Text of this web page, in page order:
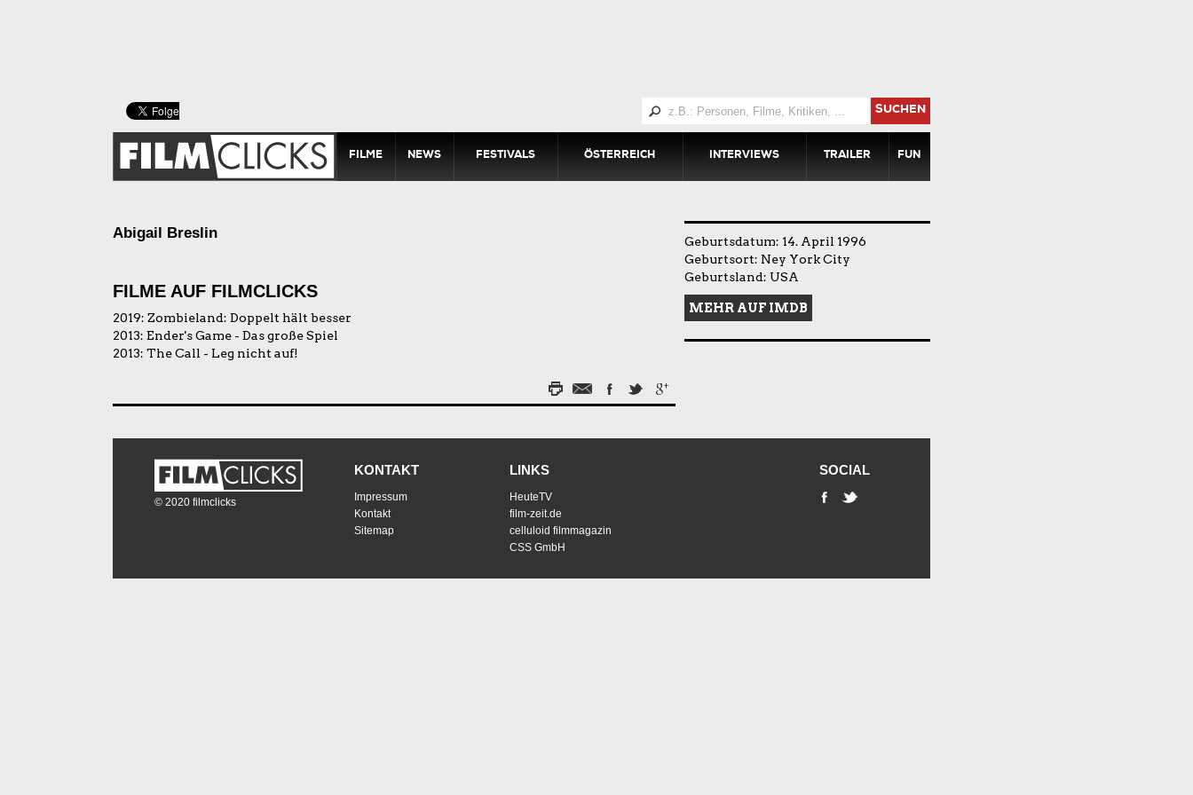
SUCHEN
FILME NEWS FESTIVALS ÖSTERREICH INTERVIEWS TRAILER FUN
Abigail Breslin
FILME AUF FILMCLICKS
2019: Zombieland: Doppelt hält besser
2013: Ender's Game - Das große Spiel
2013: The Call - Leg nicht auf!
Geburtsdatum: 14. April 1996
Geburtsort: Ney York City
Geburtsland: USA
MEHR AUF IMDB
© 2020 filmclicks
KONTAKT
Impressum
Kontakt
Sitemap
LINKS
HeuteTV
film-zeit.de
celluloid filmmagazin
CSS GmbH
SOCIAL